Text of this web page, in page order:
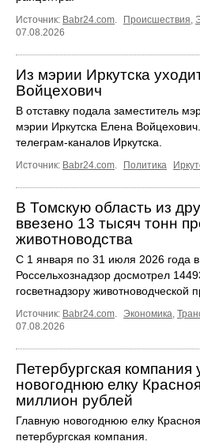
Источник: Babr24.com Происшествия
07.08.2026
Из мэрии Иркутска
Войцехович
В отставку подала заместитель
мэрии Иркутска Елена
телеграм‑каналов Иркутска.
Источник: Babr24.com Политика
В Томскую область из
ввезено 13 тысяч тонн
животноводства
С 1 января по 31 июля 2026 года
Россельхознадзор досмотрел
госветнадзору животноводческой
Источник: Babr24.com. Экономика,
07.08.2026
Петербургская компания
новогоднюю елку
миллион рублей
Главную новогоднюю елку
петербургская компания.